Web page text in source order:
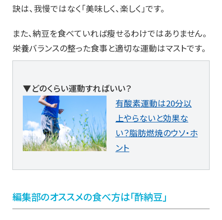
訣は、我慢ではなく「美味しく、楽しく」です。
また、納豆を食べていれば瘦せるわけではありません。
栄養バランスの整った食事と適切な運動はマストです。
▼どのくらい運動すればいい？
有酸素運動は20分以
上やらないと効果な
い？脂肪燃焼のウソ・ホ
ント
編集部のオススメの食べ方は「酢納豆」